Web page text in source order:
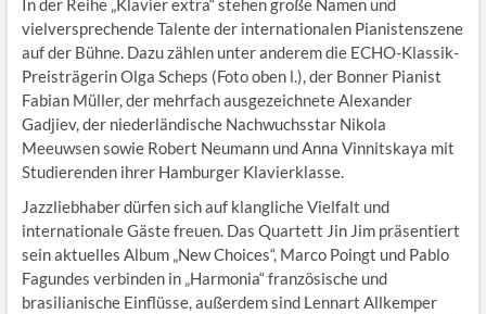
In der Reihe „Klavier extra“ stehen große Namen und
vielversprechende Talente der internationalen Pianistenszene
auf der Bühne. Dazu zählen unter anderem die ECHO-Klassik-
Preisträgerin Olga Scheps (Foto oben l.), der Bonner Pianist
Fabian Müller, der mehrfach ausgezeichnete Alexander
Gadjiev, der niederländische Nachwuchsstar Nikola
Meeuwsen sowie Robert Neumann und Anna Vinnitskaya mit
Studierenden ihrer Hamburger Klavierklasse.
Jazzliebhaber dürfen sich auf klangliche Vielfalt und
internationale Gäste freuen. Das Quartett Jin Jim präsentiert
sein aktuelles Album „New Choices“, Marco Poingt und Pablo
Fagundes verbinden in „Harmonia“ französische und
brasilianische Einflüsse, außerdem sind Lennart Allkemper